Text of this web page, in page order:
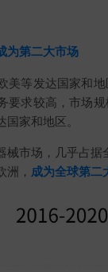
为第二大市场
美等发达国家和
要求较高，市场
家和地区。
械市场，几乎占
洲， 成为全球第二